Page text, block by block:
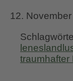
12.
traumhafter